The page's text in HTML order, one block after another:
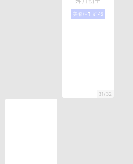
美脊柱ﾖｰｶﾞ45
31/32